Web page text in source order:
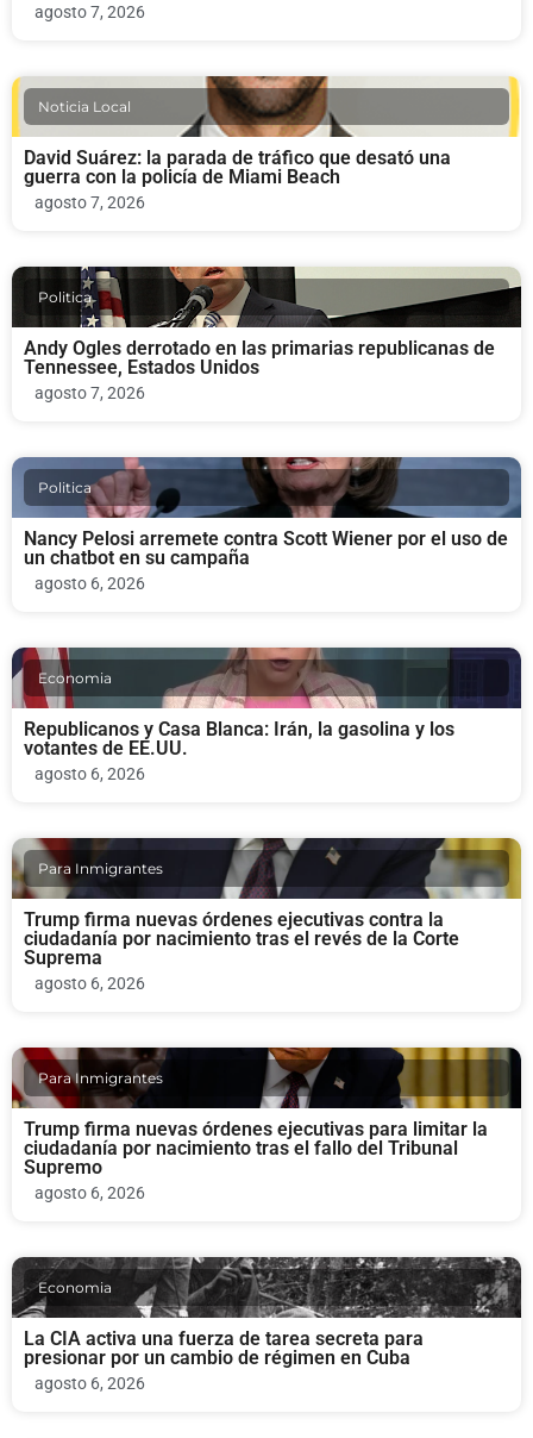
agosto 7, 2026
Noticia Local
David Suárez: la parada de tráfico que desató una
guerra con la policía de Miami Beach
agosto 7, 2026
Politica
Andy Ogles derrotado en las primarias republicanas de
Tennessee, Estados Unidos
agosto 7, 2026
Politica
Nancy Pelosi arremete contra Scott Wiener por el uso de
un chatbot en su campaña
agosto 6, 2026
Economia
Republicanos y Casa Blanca: Irán, la gasolina y los
votantes de EE.UU.
agosto 6, 2026
Para Inmigrantes
Trump firma nuevas órdenes ejecutivas contra la
ciudadanía por nacimiento tras el revés de la Corte
Suprema
agosto 6, 2026
Para Inmigrantes
Trump firma nuevas órdenes ejecutivas para limitar la
ciudadanía por nacimiento tras el fallo del Tribunal
Supremo
agosto 6, 2026
Economia
La CIA activa una fuerza de tarea secreta para
presionar por un cambio de régimen en Cuba
agosto 6, 2026